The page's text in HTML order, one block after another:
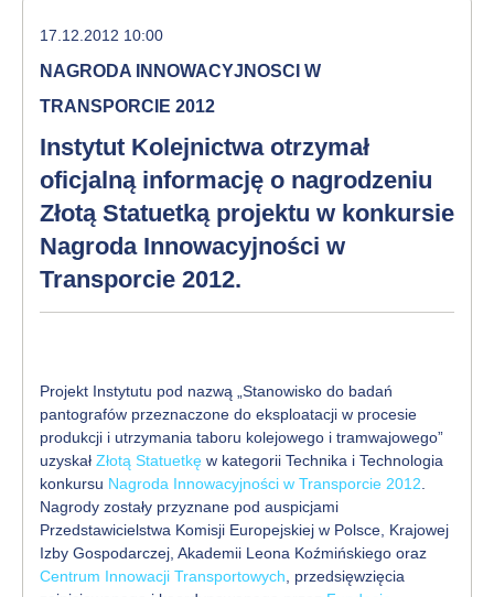
17.12.2012 10:00
NAGRODA INNOWACYJNOSCI W
TRANSPORCIE 2012
Instytut Kolejnictwa otrzymał
oficjalną informację o nagrodzeniu
Złotą Statuetką projektu w konkursie
Nagroda Innowacyjności w
Transporcie 2012.
Projekt Instytutu pod nazwą „Stanowisko do badań
pantografów przeznaczone do eksploatacji w procesie
produkcji i utrzymania taboru kolejowego i tramwajowego”
uzyskał Złotą Statuetkę w kategorii Technika i Technologia
konkursu Nagroda Innowacyjności w Transporcie 2012
Nagrody zostały przyznane pod auspicjami
Przedstawicielstwa Komisji Europejskiej w Polsce, Krajowej
Izby Gospodarczej, Akademii Leona Koźmińskiego oraz
Centrum Innowacji Transportowych , przedsięwzięcia